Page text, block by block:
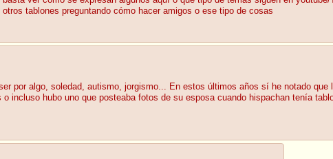
tablones preguntando cómo hacer amigos o ese tipo de cosas
por algo, soledad, autismo, jorgismo... En estos últimos años sí he notado
incluso hubo uno que posteaba fotos de su esposa cuando hispachan tenía